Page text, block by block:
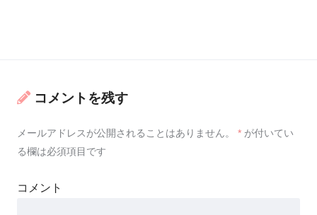
コメントを残す
メールアドレスが公開されることはありません。 * が付いてい
る欄は必須項目です
コメント